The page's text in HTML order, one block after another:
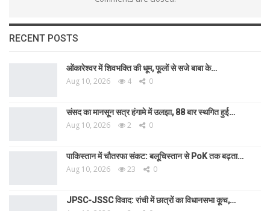
RECENT POSTS
ओंकारेश्वर में शिवभक्ति की धूम, फूलों से सजे बाबा के…
Aug 10, 2026 4 0
संसद का मानसून सत्र हंगामे में उलझा, 88 बार स्थगित हुई…
Aug 10, 2026 2 0
पाकिस्तान में चौतरफा संकट: बलूचिस्तान से PoK तक बढ़ता…
Aug 10, 2026 23 0
JPSC-JSSC विवाद: रांची में छात्रों का विधानसभा कूच,…